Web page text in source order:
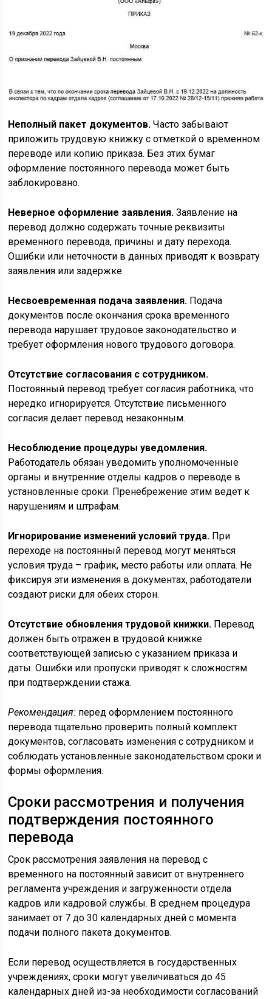
Неполный пакет документов. Часто забывают
приложить трудовую книжку с отметкой о временном
переводе или копию приказа. Без этих бумаг
оформление постоянного перевода может быть
заблокировано.
Неверное оформление заявления. Заявление на
перевод должно содержать точные реквизиты
временного перевода, причины и дату перехода.
Ошибки или неточности в данных приводят к возврату
заявления или задержке.
Несвоевременная подача заявления. Подача
документов после окончания срока временного
перевода нарушает трудовое законодательство и
требует оформления нового трудового договора.
Отсутствие согласования с сотрудником.
Постоянный перевод требует согласия работника, что
нередко игнорируется. Отсутствие письменного
согласия делает перевод незаконным.
Несоблюдение процедуры уведомления.
Работодатель обязан уведомить уполномоченные
органы и внутренние отделы кадров о переводе в
установленные сроки. Пренебрежение этим ведет к
нарушениям и штрафам.
Игнорирование изменений условий труда. При
переходе на постоянный перевод могут меняться
условия труда – график, место работы или оплата. Не
фиксируя эти изменения в документах, работодатели
создают риски для обеих сторон.
Отсутствие обновления трудовой книжки. Перевод
должен быть отражен в трудовой книжке
соответствующей записью с указанием приказа и
даты. Ошибки или пропуски приводят к сложностям
при подтверждении стажа.
Рекомендация: перед оформлением постоянного
перевода тщательно проверить полный комплект
документов, согласовать изменения с сотрудником и
соблюдать установленные законодательством сроки и
формы оформления.
Сроки рассмотрения и получения
подтверждения постоянного
перевода
Срок рассмотрения заявления на перевод с
временного на постоянный зависит от внутреннего
регламента учреждения и загруженности отдела
кадров или кадровой службы. В среднем процедура
занимает от 7 до 30 календарных дней с момента
подачи полного пакета документов.
Если перевод осуществляется в государственных
учреждениях, сроки могут увеличиваться до 45
календарных дней из-за необходимости согласований